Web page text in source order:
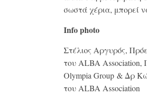
σωστά χέρια, μπορεί
Info photo
Στέλιος Αργυρός,
του ALBA Association,
Olympia Group & Δρ
του ALBA Association